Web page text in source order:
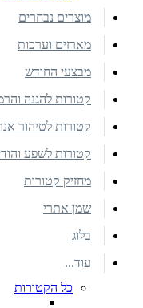
מוצרים נבחרים
מארזים וערכות
מבצעי החודש
קטורות להגנה
קטורות לטיהור
קטורות לשפע
מחזיק קטורות
שמן אתרי
בלוג
עוד...
כל הקטורות